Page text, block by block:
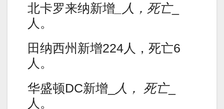
北卡罗来纳新增 _人，死亡_
人。
田纳西州新增224人，死亡6
人。
华盛顿DC新增_
人， 死亡_
人。